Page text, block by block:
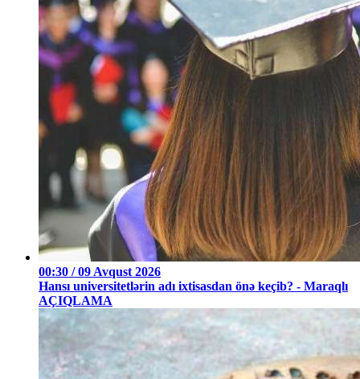
00:30 / 09 Avqust 2026
Hansı universitetlərin adı ixtisasdan önə keçib? - Maraqlı
AÇIQLAMA